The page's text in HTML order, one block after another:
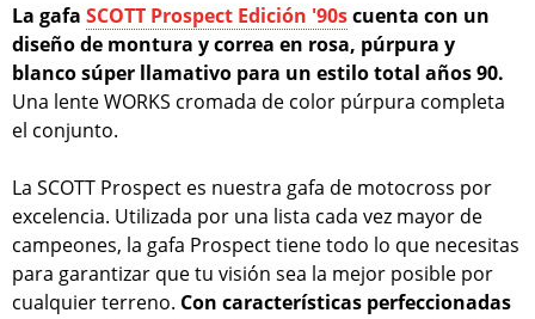
La gafa SCOTT Prospect Edición '90scuenta con un
diseño de montura y correa en rosa, púrpura y
blanco súper llamativo para un estilo total años 90.
Una lente WORKS cromada de color púrpura completa
el conjunto.
La SCOTT Prospect es nuestra gafa de motocross por
excelencia. Utilizada por una lista cada vez mayor de
campeones, la gafa Prospect tiene todo lo que necesitas
para garantizar que tu visión sea la mejor posible por
cualquier terreno. Con características perfeccionadas